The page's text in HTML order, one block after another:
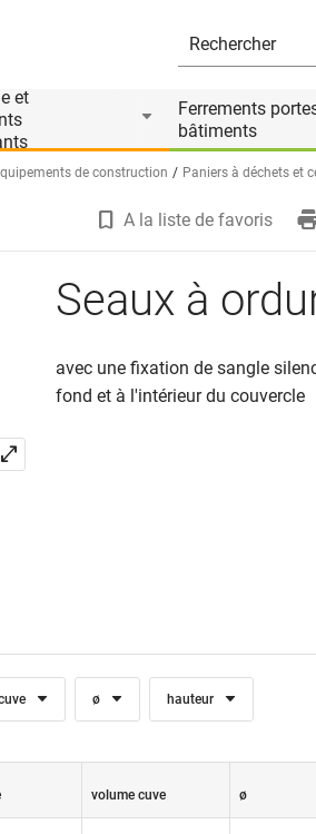
et
Ferrements
bâtiments
de construction Paniers à déchets et
A la liste de favoris
Seaux à
avec une fixation de sangle
fond et à l'intérieur du couvercle
ø hauteur
volume cuve ø